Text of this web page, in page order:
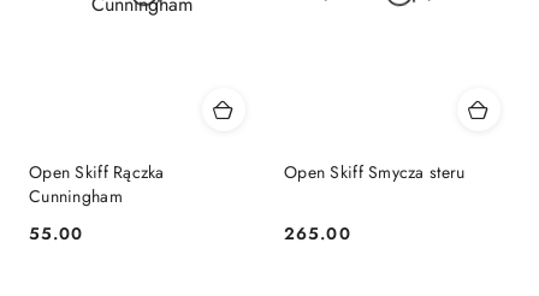
Open Skiff Rączka
Cunningham
Cena:
55.00
Open Skiff Smycza steru
Cena:
265.00